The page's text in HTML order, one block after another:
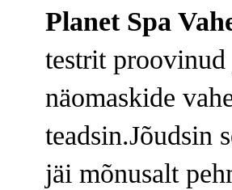
Planet Spa
testrit
näomaskide
teadsin.Jõudsin
jäi mõnusalt